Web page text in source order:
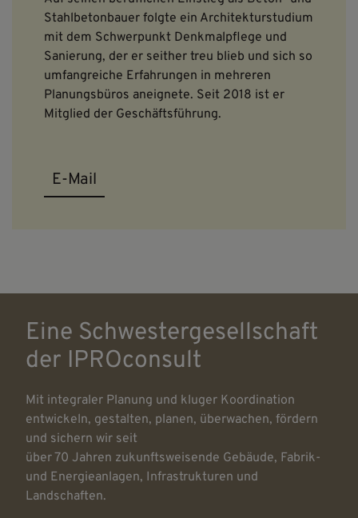
Stahlbetonbauer folgte ein Architekturstudium
mit dem Schwerpunkt Denkmalpflege und
Sanierung, der er seither treu blieb und sich so
umfangreiche Erfahrungen in mehreren
Planungsbüros aneignete. Seit 2018 ist er
Mitglied der Geschäftsführung.
E-Mail
Eine Schwestergesellschaft
der IPROconsult
Mit integraler Planung und kluger Koordination
entwickeln, gestalten, planen, überwachen, fördern
und sichern wir seit
über 70 Jahren zukunftsweisende Gebäude, Fabrik-
und Energieanlagen, Infrastrukturen und
Landschaften.